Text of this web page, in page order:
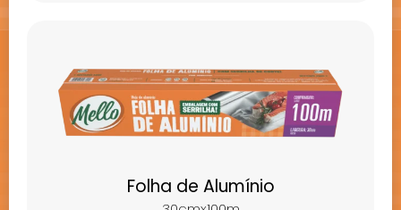
Folha de Alumínio